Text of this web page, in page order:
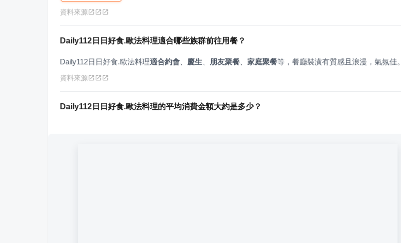
資料來源
Daily112日日好食.歐法料理適合哪些族群前往用餐？
Daily112日日好食.歐法料理適合約會 慶生 朋友聚餐 家庭聚餐等，餐廳裝潢有質感且浪漫，氣氛佳。
資料來源
Daily112日日好食.歐法料理的平均消費金額大約是多少？